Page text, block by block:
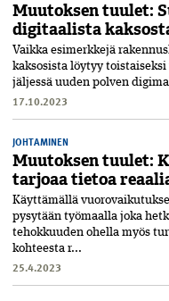
Muutoksen tuulet:
digitaalista
Vaikka esimerkkejä
kaksosista löytyy
jäljessä uuden polven
17.10.2023
JOHTAMINEN
Muutoksen tuulet:
tarjoaa tietoa
Käyttämällä
pysytään työmaalla joka
tehokkuuden ohella myös
kohteesta r...
25.4.2023